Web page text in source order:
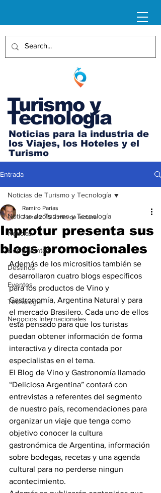
Turismo y
Tecnología
Noticias para la industria de
los Viajes, los Hoteles y el
Turismo
Entrada
Noticias de Turismo y Tecnología
Noticias
Herramientas
Destinos
Eventos
Tecnología
Negocios Internacionales
Noticias de Turismo y Tecnología
Inprotur presenta sus
blogs promocionales
Ramiro Parias
7 ene 2015 2 min de lectura
Además de los micrositios también se
desarrollaron cuatro blogs específicos
para los productos de Vino y
Gastronomía, Argentina Natural y para
el mercado Brasilero. Cada uno de ellos
está pensado para que los turistas
puedan obtener información de forma
interactiva y directa contada por
especialistas en el tema.
El Blog de Vino y Gastronomía llamado
“Deliciosa Argentina” contará con
entrevistas a referentes del segmento
de nuestro país, recomendaciones para
organizar un viaje que tenga como
objetivo conocer la cultura
gastronómica de Argentina, información
sobre bodegas, recetas y una agenda
cultural para no perderse ningun
acontecimiento.